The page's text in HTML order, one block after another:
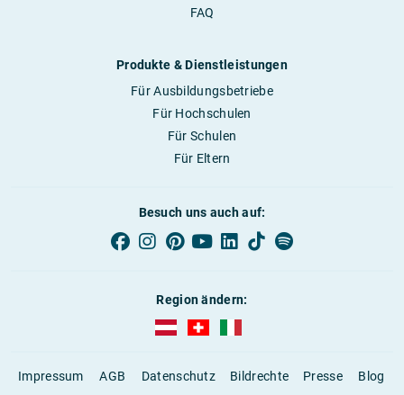
FAQ
Produkte & Dienstleistungen
Für Ausbildungsbetriebe
Für Hochschulen
Für Schulen
Für Eltern
Besuch uns auch auf:
Region ändern:
AUBI-plus Österreich (deutsch)
AUBI-plus Schweiz (deutsch)
AUBI-plus Italien (deutsch)
Impressum AGB Datenschutz Bildrechte Presse
Blog